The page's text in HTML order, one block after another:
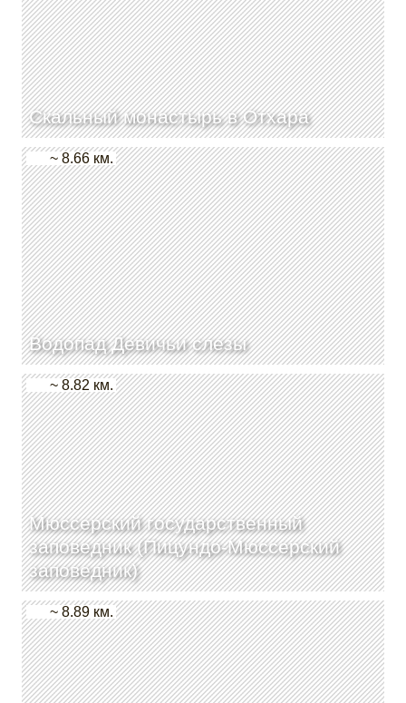
Скальный монастырь в Отхара
Водопад Девичьи слезы
~ 8.66 км.
Мюссерский государственный
заповедник (Пицундо-Мюссерский
заповедник)
~ 8.82 км.
~ 8.89 км.